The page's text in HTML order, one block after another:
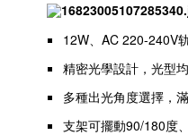
12W、AC 220-240V
精密光學設計，光型
多種出光角度選擇，
支架可擺動90/180度